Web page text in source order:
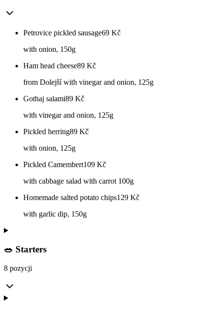
Petrovice pickled sausage69 Kč
with onion, 150g
Ham head cheese89 Kč
from Dolejší with vinegar and onion, 125g
Gothaj salami89 Kč
with vinegar and onion, 125g
Pickled herring89 Kč
with onion, 125g
Pickled Camembert109 Kč
with cabbage salad with carrot 100g
Homemade salted potato chips129 Kč
with garlic dip, 150g
🥗 Starters
8 pozycji